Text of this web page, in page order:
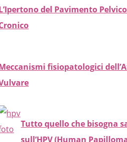
del Pavimento
fisiopatologici
Tutto quello che bisogna
sull’HPV (Human